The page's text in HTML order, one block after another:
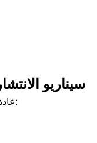
سيناريو
عادة ما تشمل مشاريع إضاءة الشوارع الحضرية: